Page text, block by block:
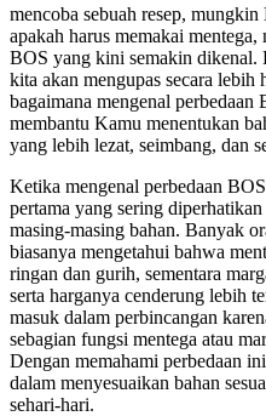
mencoba sebuah resep,
apakah harus memakai
BOS yang kini semakin dikenal.
kita akan mengupas secara lebih
bagaimana mengenal perbedaan
membantu Kamu menentukan
yang lebih lezat, seimbang, dan
Ketika mengenal perbedaan
pertama yang sering
masing-masing bahan. Banyak
biasanya mengetahui bahwa
ringan dan gurih, sementara
serta harganya cenderung lebih
masuk dalam perbincangan
sebagian fungsi mentega atau
Dengan memahami perbedaan
dalam menyesuaikan bahan
sehari-hari.